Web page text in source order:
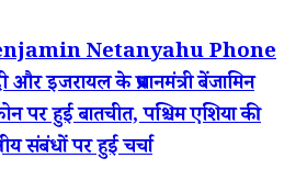
Netanyahu Phone
इजरायल के प्रधानमंत्री बेंजामिन
पर हुई बातचीत, पश्चिम एशिया की
संबंधों पर हुई चर्चा